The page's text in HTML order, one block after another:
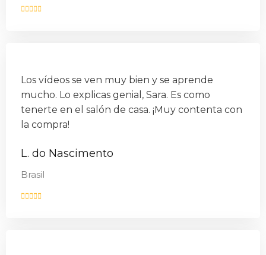
Los vídeos se ven muy bien y se aprende
mucho. Lo explicas genial, Sara. Es como
tenerte en el salón de casa. ¡Muy contenta con
la compra!
L. do Nascimento
Brasil